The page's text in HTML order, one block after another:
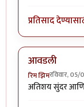
प्रतिसाद
आवडली
रिम झिमरविवार,
अतिशय सुंदर आणि